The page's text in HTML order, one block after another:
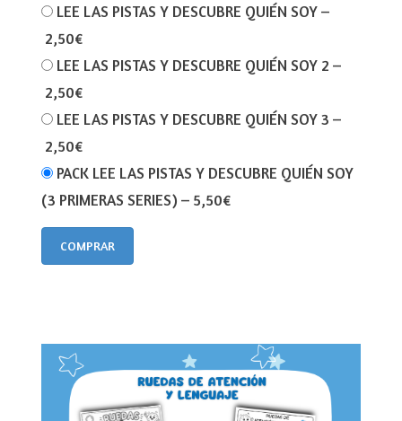
LEE LAS PISTAS Y DESCUBRE QUIÉN SOY–
2,50€
LEE LAS PISTAS Y DESCUBRE QUIÉN SOY 2 –
2,50€
LEE LAS PISTAS Y DESCUBRE QUIÉN SOY 3 –
2,50€
PACK LEE LAS PISTAS Y DESCUBRE QUIÉN SOY
(3 PRIMERAS SERIES) – 5,50€
COMPRAR